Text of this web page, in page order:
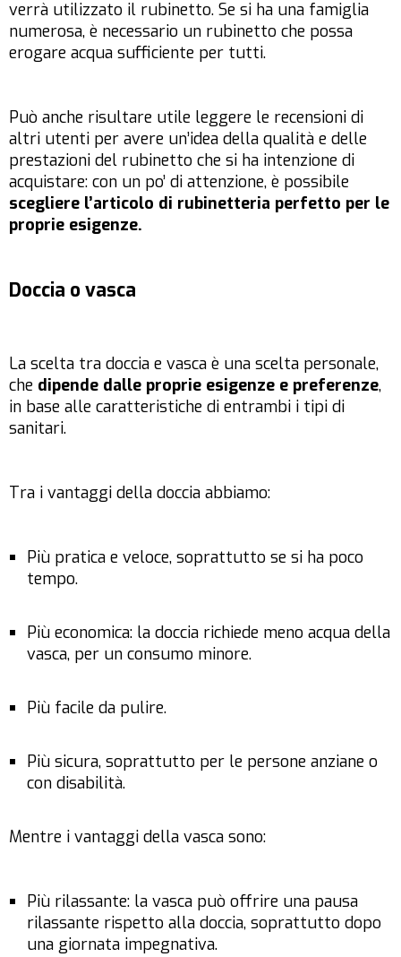
verrà utilizzato il rubinetto. Se si ha una famiglia
numerosa, è necessario un rubinetto che possa
erogare acqua sufficiente per tutti.
Può anche risultare utile leggere le recensioni di
altri utenti per avere un’idea della qualità e delle
prestazioni del rubinetto che si ha intenzione di
acquistare: con un po’ di attenzione, è possibile
scegliere l’articolo di rubinetteria perfetto per le
proprie esigenze.
Doccia o vasca
La scelta tra doccia e vasca è una scelta personale,
che dipende dalle proprie esigenze e preferenze,
in base alle caratteristiche di entrambi i tipi di
sanitari.
Tra i vantaggi della doccia abbiamo:
Più pratica e veloce, soprattutto se si ha poco
tempo.
Più economica: la doccia richiede meno acqua della
vasca, per un consumo minore.
Più facile da pulire.
Più sicura, soprattutto per le persone anziane o
con disabilità.
Mentre i vantaggi della vasca sono:
Più rilassante: la vasca può offrire una pausa
rilassante rispetto alla doccia, soprattutto dopo
una giornata impegnativa.